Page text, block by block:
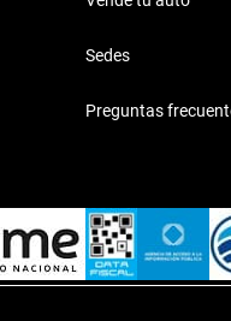
Sedes
Preguntas